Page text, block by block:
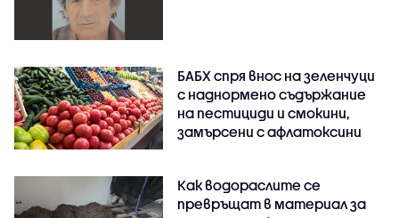
БАБХ спря внос на зеленчуци
с наднормено съдържание
на пестициди и смокини,
замърсени с афлатоксини
Как водораслите се
превръщат в материал за